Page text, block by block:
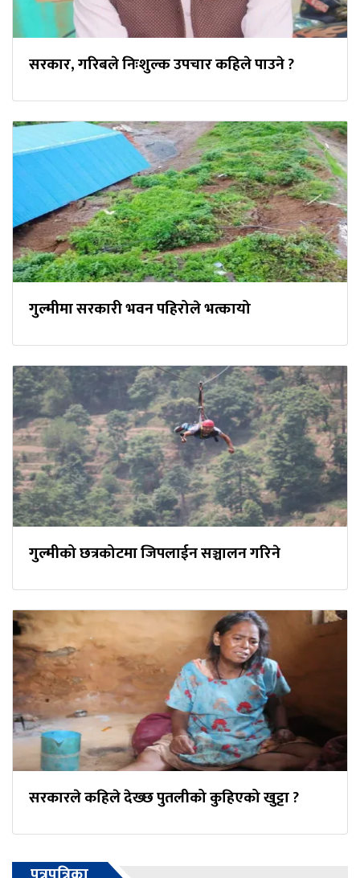
सरकार, गरिबले निःशुल्क उपचार कहिले पाउने ?
गुल्मीमा सरकारी भवन पहिरोले भत्कायो
गुल्मीको छत्रकोटमा जिपलाईन सञ्चालन गरिने
सरकारले कहिले देख्छ पुतलीको कुहिएको खुट्टा ?